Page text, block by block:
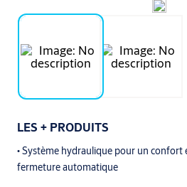
LES + PRODUITS
• Système hydraulique pour un confort
fermeture automatique